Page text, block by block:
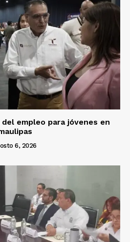
empleo para jóvenes en
6, 2026